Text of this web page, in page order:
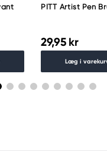
PITT Artist Pen
29,95 kr
Læg i